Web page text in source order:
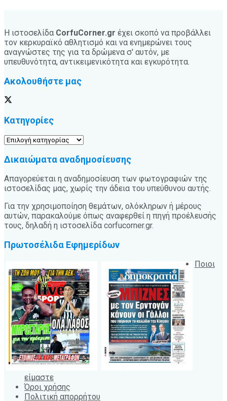
Η ιστοσελίδα CorfuCorner.gr έχει σκοπό να προβάλλει
τον κερκυραϊκό αθλητισμό και να ενημερώνει τους
αναγνώστες της για τα δρώμενα σ' αυτόν, με
υπευθυνότητα, αντικειμενικότητα και εγκυρότητα.
Ακολουθήστε μας
Κατηγορίες
Κατηγορίες
Δικαιώματα αναδημοσίευσης
Απαγορεύεται η αναδημοσίευση των φωτογραφιών της
ιστοσελίδας μας, χωρίς την άδεια του υπεύθυνου αυτής.
Για την χρησιμοποίηση θεμάτων, ολόκληρων ή μέρους
αυτών, παρακαλούμε όπως αναφερθεί η πηγή προέλευσής
τους, δηλαδή η ιστοσελίδα corfucorner.gr.
Πρωτοσέλιδα Εφημερίδων
Ποιοι
είμαστε
Όροι χρήσης
Πολιτική απορρήτου